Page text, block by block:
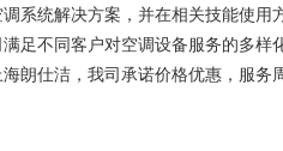
系统解决方案，并在相关技能使
不同客户对空调设备服务的多样
朗仕洁，我司承诺价格优惠，服务